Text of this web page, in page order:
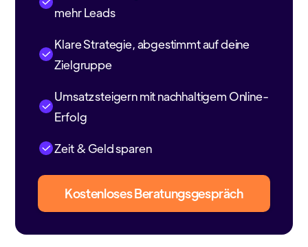
mehr Leads
Klare Strategie, abgestimmt auf deine
Zielgruppe
Umsatz steigern mit nachhaltigem Online-
Erfolg
Zeit & Geld sparen
Kostenloses Beratungsgespräch